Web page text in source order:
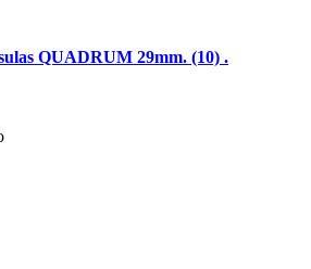
QUADRUM 29mm. (10) .